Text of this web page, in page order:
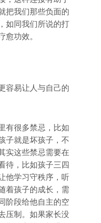
把我们那些负面的
如同我们所说的打
愈功效。
容易让人与自己的
有很多禁忌，比如
子就是坏孩子，不
实这些禁忌需要在
待，比如孩子三四
他学习守秩序，听
着孩子的成长，需
阶段给他自主的空
压制。如果家长没